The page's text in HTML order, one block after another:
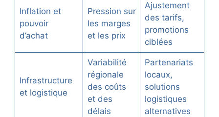
Inflation et
pouvoir
d’achat
Pression sur
les marges
et les prix
Ajustement
des tarifs,
promotions
ciblées
Infrastructure
et logistique
Variabilité
régionale
des coûts
et des
délais
Partenariats
locaux,
solutions
logistiques
alternatives